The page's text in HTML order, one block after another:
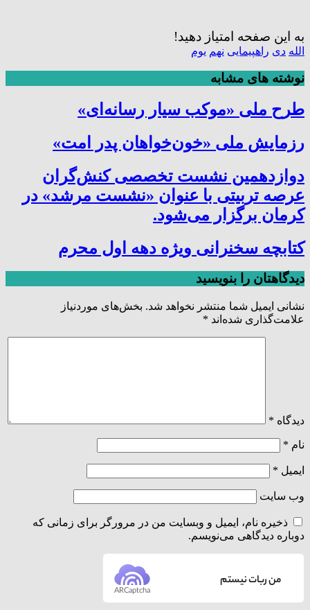
به این صفحه امتیاز دهید!
الله دی راهپیمایی نهم یوم
نوشته های مشابه
طرح ملی «موکب سیار رسانه‌ای»
رزمایش ملی «خون‌خواهان پدر امت»
دوازدهمین نشست تخصصی کنش‌گران
عرصه تربیتی با عنوان «نشست مرشد» در
کرمان برگزار می‌شود.
کتابچه سخنرانی ویژه دهه اول محرم
دیدگاهتان را بنویسید
نشانی ایمیل شما منتشر نخواهد شد. بخش‌های موردنیاز
علامت‌گذاری شده‌اند *
دیدگاه *
نام *
ایمیل *
وب‌ سایت
ذخیره نام، ایمیل و وبسایت من در مرورگر برای زمانی که
دوباره دیدگاهی می‌نویسم.
من ربات نیستم
ARCaptcha